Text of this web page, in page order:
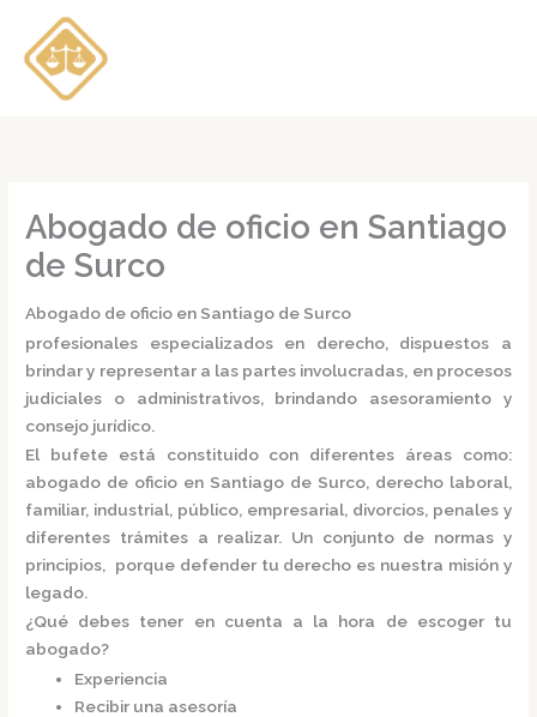
contenido
Abogado de oficio en Santiago
de Surco
Abogado de oficio en Santiago de Surco
profesionales especializados en derecho, dispuestos a
brindar y representar a las partes involucradas, en procesos
judiciales o administrativos, brindando asesoramiento y
consejo jurídico.
El bufete está constituido con diferentes áreas como:
abogado de oficio en Santiago de Surco, derecho laboral,
familiar, industrial, público, empresarial, divorcios, penales y
diferentes trámites a realizar. Un conjunto de normas y
principios, porque defender tu derecho es nuestra misión y
legado.
¿Qué debes tener en cuenta a la hora de escoger tu
abogado?
Experiencia
Recibir una asesoría